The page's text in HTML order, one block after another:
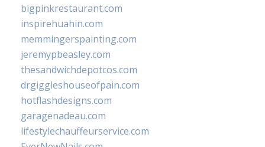
bigpinkrestaurant.com
inspirehuahin.com
memmingerspainting.com
jeremypbeasley.com
thesandwichdepotcos.com
drgiggleshouseofpain.com
hotflashdesigns.com
garagenadeau.com
lifestylechauffeurservice.com